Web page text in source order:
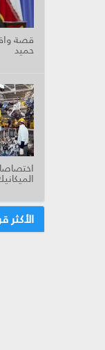
قصة
حميد
الأكثر